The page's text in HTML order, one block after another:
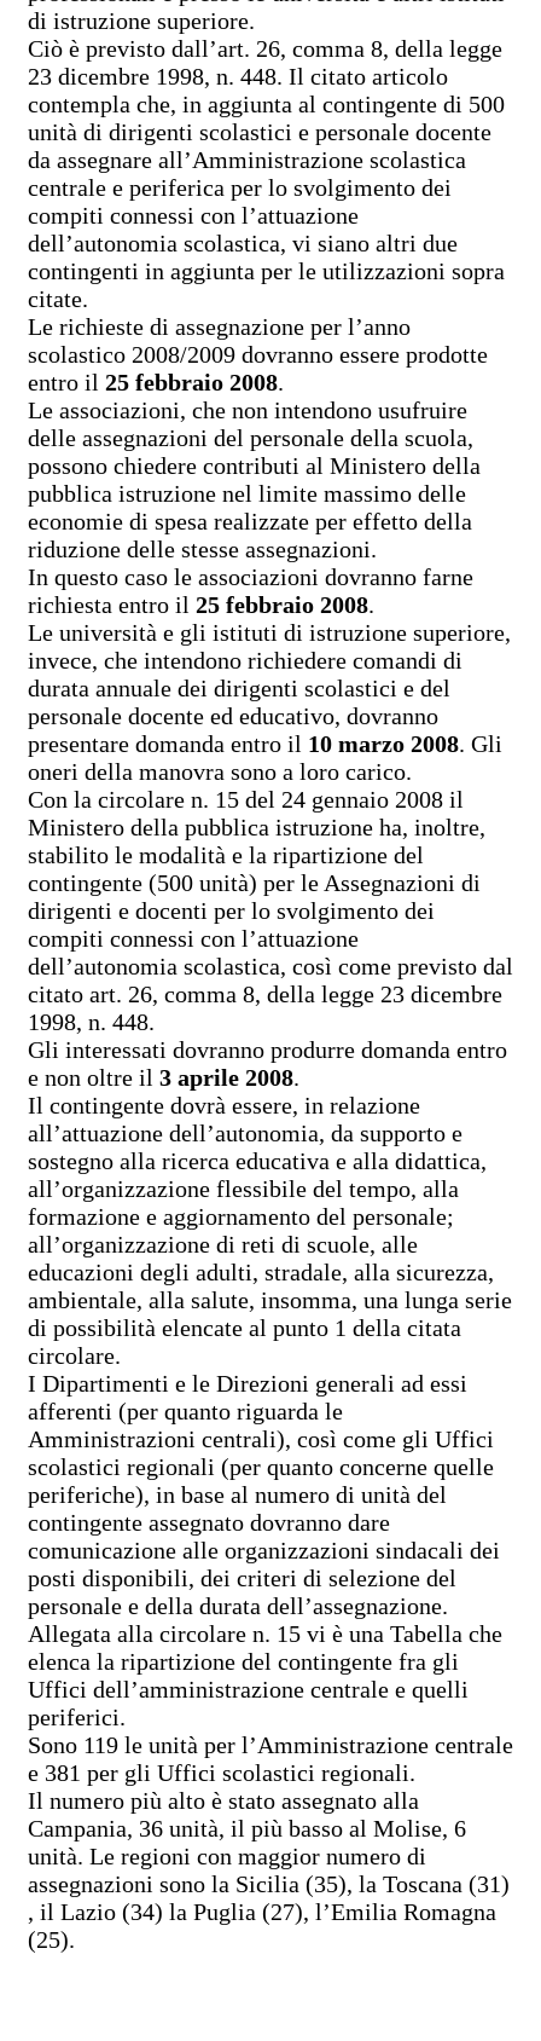
di istruzione superiore.
Ciò è previsto dall’art. 26, comma 8, della legge
23 dicembre 1998, n. 448. Il citato articolo
contempla che, in aggiunta al contingente di 500
unità di dirigenti scolastici e personale docente
da assegnare all’Amministrazione scolastica
centrale e periferica per lo svolgimento dei
compiti connessi con l’attuazione
dell’autonomia scolastica, vi siano altri due
contingenti in aggiunta per le utilizzazioni sopra
citate.
Le richieste di assegnazione per l’anno
scolastico 2008/2009 dovranno essere prodotte
entro il 25 febbraio 2008.
Le associazioni, che non intendono usufruire
delle assegnazioni del personale della scuola,
possono chiedere contributi al Ministero della
pubblica istruzione nel limite massimo delle
economie di spesa realizzate per effetto della
riduzione delle stesse assegnazioni.
In questo caso le associazioni dovranno farne
richiesta entro il 25 febbraio 2008.
Le università e gli istituti di istruzione superiore,
invece, che intendono richiedere comandi di
durata annuale dei dirigenti scolastici e del
personale docente ed educativo, dovranno
presentare domanda entro il 10 marzo 2008. Gli
oneri della manovra sono a loro carico.
Con la circolare n. 15 del 24 gennaio 2008 il
Ministero della pubblica istruzione ha, inoltre,
stabilito le modalità e la ripartizione del
contingente (500 unità) per le Assegnazioni di
dirigenti e docenti per lo svolgimento dei
compiti connessi con l’attuazione
dell’autonomia scolastica, così come previsto dal
citato art. 26, comma 8, della legge 23 dicembre
1998, n. 448.
Gli interessati dovranno produrre domanda entro
e non oltre il 3 aprile 2008.
Il contingente dovrà essere, in relazione
all’attuazione dell’autonomia, da supporto e
sostegno alla ricerca educativa e alla didattica,
all’organizzazione flessibile del tempo, alla
formazione e aggiornamento del personale;
all’organizzazione di reti di scuole, alle
educazioni degli adulti, stradale, alla sicurezza,
ambientale, alla salute, insomma, una lunga serie
di possibilità elencate al punto 1 della citata
circolare.
I Dipartimenti e le Direzioni generali ad essi
afferenti (per quanto riguarda le
Amministrazioni centrali), così come gli Uffici
scolastici regionali (per quanto concerne quelle
periferiche), in base al numero di unità del
contingente assegnato dovranno dare
comunicazione alle organizzazioni sindacali dei
posti disponibili, dei criteri di selezione del
personale e della durata dell’assegnazione.
Allegata alla circolare n. 15 vi è una Tabella che
elenca la ripartizione del contingente fra gli
Uffici dell’amministrazione centrale e quelli
periferici.
Sono 119 le unità per l’Amministrazione centrale
e 381 per gli Uffici scolastici regionali.
Il numero più alto è stato assegnato alla
Campania, 36 unità, il più basso al Molise, 6
unità. Le regioni con maggior numero di
assegnazioni sono la Sicilia (35), la Toscana (31)
, il Lazio (34) la Puglia (27), l’Emilia Romagna
(25).